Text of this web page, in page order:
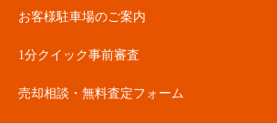
お客様駐車場のご案内
1分クイック事前審査
売却相談・無料査定フォーム